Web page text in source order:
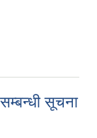
सूचना